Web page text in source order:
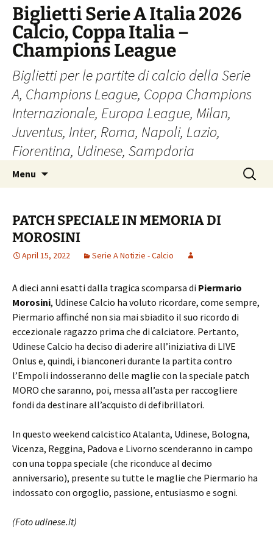
Skip
content
Biglietti Serie A Italia 2026
Calcio, Coppa Italia –
Champions League
Biglietti per le partite di calcio della Serie
A, Champions League, Coppa Champions
Internazionale, Europa League, Milan,
Juventus, Inter, Roma, Napoli, Lazio,
Fiorentina, Udinese, Sampdoria
Menu
Search
for:
PATCH SPECIALE IN MEMORIA DI
MOROSINI
April 15, 2022 Serie A Notizie - Calcio
A dieci anni esatti dalla tragica scomparsa di Piermario
Morosini, Udinese Calcio ha voluto ricordare, come sempre,
Piermario affinché non sia mai sbiadito il suo ricordo di
eccezionale ragazzo prima che di calciatore. Pertanto,
Udinese Calcio ha deciso di aderire all’iniziativa di LIVE
Onlus e, quindi, i bianconeri durante la partita contro
l’Empoli indosseranno delle maglie con la speciale patch
MORO che saranno, poi, messa all’asta per raccogliere
fondi da destinare all’acquisto di defibrillatori.
In questo weekend calcistico Atalanta, Udinese, Bologna,
Vicenza, Reggina, Padova e Livorno scenderanno in campo
con una toppa speciale (che riconduce al decimo
anniversario), presente su tutte le maglie che Piermario ha
indossato con orgoglio, passione, entusiasmo e sogni.
(Foto udinese.it)